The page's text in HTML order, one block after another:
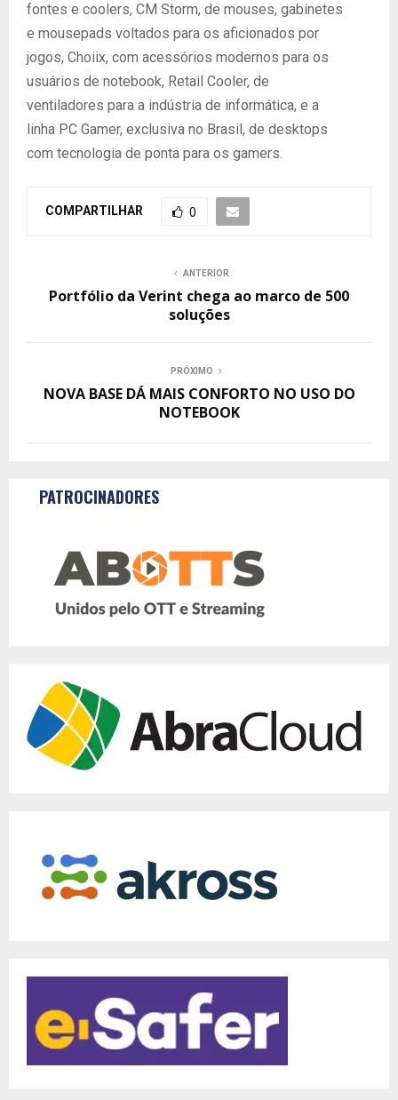
fontes e coolers, CM Storm, de mouses, gabinetes
e mousepads voltados para os aficionados por
jogos, Choiix, com acessórios modernos para os
usuários de notebook, Retail Cooler, de
ventiladores para a indústria de informática, e a
linha PC Gamer, exclusiva no Brasil, de desktops
com tecnologia de ponta para os gamers.
COMPARTILHAR 0
ANTERIOR
Portfólio da Verint chega ao marco de 500
soluções
PRÓXIMO
NOVA BASE DÁ MAIS CONFORTO NO USO DO
NOTEBOOK
PATROCINADORES